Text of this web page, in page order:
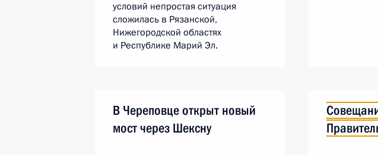
условий непростая ситуация
сложилась в Рязанской,
Нижегородской областях
и Республике Марий Эл.
В Череповце открыт новый
мост через Шексну